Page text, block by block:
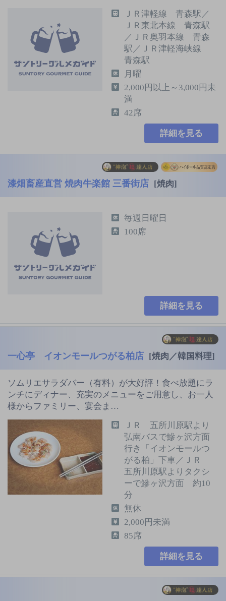
ＪＲ津軽線 青森駅／
ＪＲ東北本線 青森駅
／ＪＲ奥羽本線 青森
駅／ＪＲ津軽海峡線
青森駅
月曜
2,000円以上～3,000円未
満
42席
詳細を見る
漆畑畜産直営 焼肉牛楽館 三番街店 [焼肉]
毎週日曜日
100席
詳細を見る
一心亭 イオンモールつがる柏店 [焼肉／韓国料理]
ソムリエサラダバー（有料）が大好評！食べ放題にラ
ンチにディナー、充実のメニューをご用意し、お一人
様からファミリー、宴会ま…
ＪＲ 五所川原駅より
弘南バスで鰺ヶ沢方面
行き「イオンモールつ
がる柏」下車／ＪＲ
五所川原駅よりタクシ
ーで鰺ヶ沢方面 約10
分
無休
2,000円未満
85席
詳細を見る